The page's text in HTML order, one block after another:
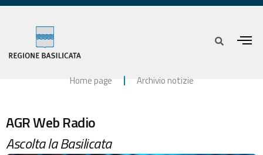
Home page Archivio notizie
AGR Web Radio
Ascolta la Basilicata